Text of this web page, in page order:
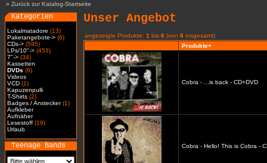
» Zurück zur Katalog-Startseite
Kategorien
Lokalmatadore (13)
Paketangebote-> (6)
CDs-> (595)
LPs/10"-> (453)
7"-> (34)
Kassetten
DVDs (6)
Videos
VCD (1)
Kapuzenpulli
T-Shirts (2)
Badges / Anstecker(1)
Aufkleber
Aufnäher
Lesestoff (19)
Urlaub
Teenage Bands
Unser Angebot
angezeigte Produkte: 1 bis 6 (von 6 insgesamt)
Produkte+
Cobra - ...is back - CD+DVD
Cobra - Hello! This is Cobra -